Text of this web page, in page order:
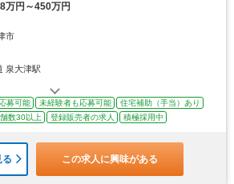
万円～450万円
市
泉大津駅
募可能 未経験者も応募可能
住宅補助（手当）あり
数30以上 登録販売者の求人 積極採用中
る この求人に興味がある